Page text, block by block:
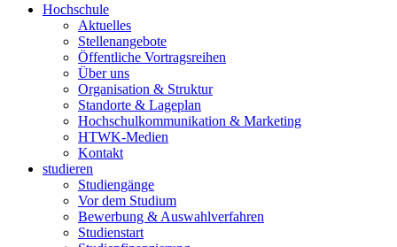
Hochschule
Aktuelles
Stellenangebote
Öffentliche Vortragsreihen
Über uns
Organisation & Struktur
Standorte & Lageplan
Hochschulkommunikation & Marketing
HTWK-Medien
Kontakt
studieren
Studiengänge
Vor dem Studium
Bewerbung & Auswahlverfahren
Studienstart